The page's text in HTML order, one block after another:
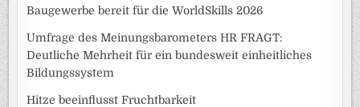
Baugewerbe bereit für die WorldSkills 2026
Umfrage des Meinungsbarometers HR FRAGT:
Deutliche Mehrheit für ein bundesweit einheitliches
Bildungssystem
Hitze beeinflusst Fruchtbarkeit